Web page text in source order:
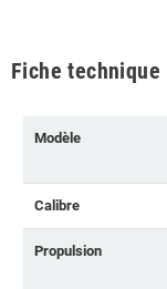
Fiche technique
Modèle
Calibre
Propulsion